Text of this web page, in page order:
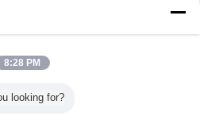
σκονών
8:28 PM
looking for?